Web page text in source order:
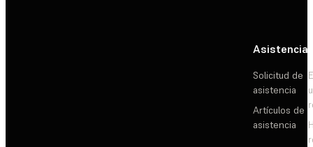
Asistencia
Solicitud de
asistencia
Artículos de
asistencia